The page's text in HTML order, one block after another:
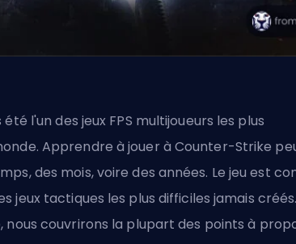
été l'un des jeux FPS multijoueurs les plus
Apprendre à jouer à Counter-Strike
des mois, voire des années. Le jeu est
jeux tactiques les plus difficiles jamais créés.
nous couvrirons la plupart des points à